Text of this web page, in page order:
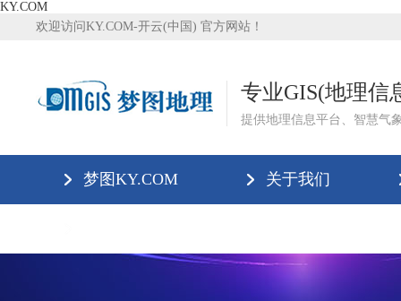
KY.COM
欢迎访问KY.COM-开云(中国) 官方网站！
专业GIS(地理信
提供地理信息平台、智慧气
梦图KY.COM 关于我们